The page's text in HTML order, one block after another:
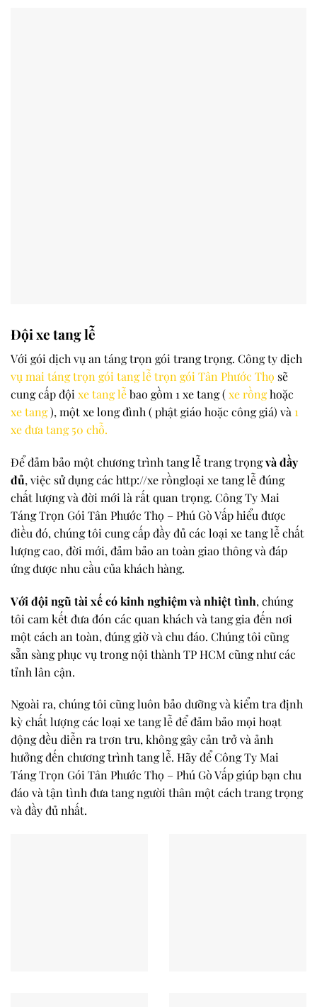
Đội xe tang lễ
Với gói dịch vụ an táng trọn gói trang trọng. Công ty dịch
vụ mai táng trọn gói tang lễ trọn gói Tân Phước Thọ sẽ
cung cấp đội xe tang lễbao gồm 1 xe tang (xe rồnghoặc
xe tang), một xe long đình ( phật giáo hoặc công giá) và 1
xe đưa tang 50 chỗ.
Để đảm bảo một chương trình tang lễ trang trọngvà đầy
đủ, việc sử dụng các http://xe rồngloại xe tang lễ đúng
chất lượng và đời mới là rất quan trọng. Công Ty Mai
Táng Trọn Gói Tân Phước Thọ – Phú Gò Vấp hiểu được
điều đó, chúng tôi cung cấp đầy đủ các loại xe tang lễ chất
lượng cao, đời mới, đảm bảo an toàn giao thông và đáp
ứng được nhu cầu của khách hàng.
Với đội ngũ tài xế có kinh nghiệm và nhiệt tình, chúng
tôi cam kết đưa đón các quan khách và tang gia đến nơi
một cách an toàn, đúng giờ và chu đáo. Chúng tôi cũng
sẵn sàng phục vụ trong nội thành TP HCM cũng như các
tỉnh lân cận.
Ngoài ra, chúng tôi cũng luôn bảo dưỡng và kiểm tra định
kỳ chất lượng các loại xe tang lễ để đảm bảo mọi hoạt
động đều diễn ra trơn tru, không gây cản trở và ảnh
hưởng đến chương trình tang lễ. Hãy để Công Ty Mai
Táng Trọn Gói Tân Phước Thọ – Phú Gò Vấp giúp bạn chu
đáo và tận tình đưa tang người thân một cách trang trọng
và đầy đủ nhất.